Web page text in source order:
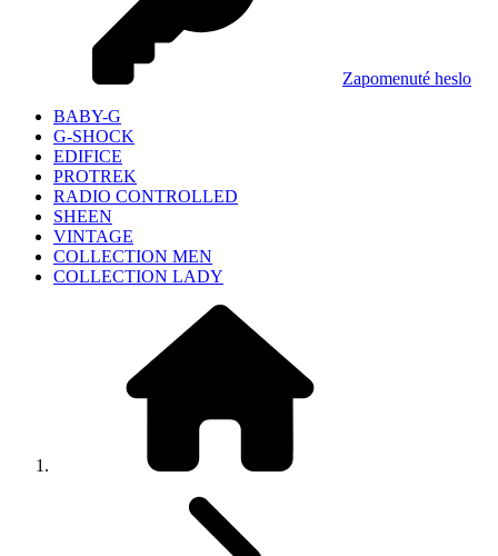
Zapomenuté heslo
BABY-G
G-SHOCK
EDIFICE
PROTREK
RADIO CONTROLLED
SHEEN
VINTAGE
COLLECTION MEN
COLLECTION LADY